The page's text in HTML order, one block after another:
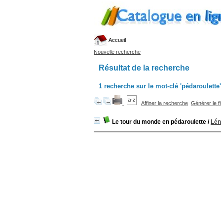
Accueil
Nouvelle recherche
Résultat de la recherche
1 recherche sur le mot-clé 'pédaroulette'
Affiner la recherche Générer le
Le tour du monde en pédaroulette /